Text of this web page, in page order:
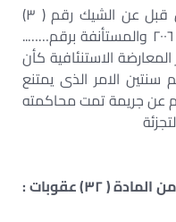
وحيث أن المتهم تمت حاكمته من قبل عن الشيك رقم ( ٣)
وذلك فى الجنحة رقم………… لسنة ٢٠٠٦ والمستأنفة برقم……..
بجلسة ٢٠٠٨ بإعتبار المعارضة الاستنئافية كأن
الامر الذى يمتنع
عن جريمة تمت محاكمته
– وكان طبقا لنص الفقرة الثانية من المادة ( ٣٢) عقوبات :